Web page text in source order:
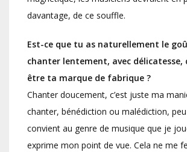
davantage, de ce souffle.
Est-ce que tu as naturellement le
chanter lentement, avec délicatesse,
être ta marque de fabrique ?
Chanter doucement, c’est juste ma
chanter, bénédiction ou malédiction,
convient au genre de musique que je
exprime mon point de vue. Cela ne me